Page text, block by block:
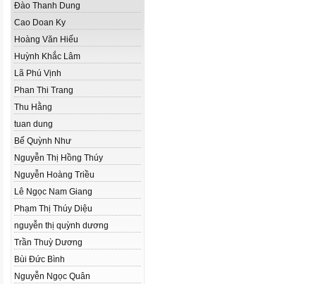
Đào Thanh Dung
Cao Doan Ky
Hoàng Văn Hiếu
Huỳnh Khắc Lâm
Lã Phú Vịnh
Phan Thi Trang
Thu Hằng
tuan dung
Bế Quỳnh Như
Nguyễn Thị Hồng Thúy
Nguyễn Hoàng Triều
Lê Ngọc Nam Giang
Phạm Thị Thúy Diệu
nguyễn thị quỳnh dương
Trần Thuỳ Dương
Bùi Đức Bình
Nguyễn Ngọc Quân